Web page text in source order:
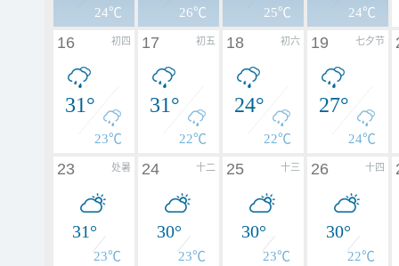
24℃ 26℃ 25℃ 24℃
初四
16
31°
23℃
初五
17
31°
22℃
初六
18
24°
22℃
七夕节
19
27°
24℃
处暑
23
31°
23℃
十二
24
30°
23℃
十三
25
30°
23℃
十四
26
30°
22℃